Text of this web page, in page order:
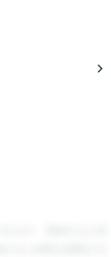
navigate_next
ます。登録すると回
ると回答を閲覧する